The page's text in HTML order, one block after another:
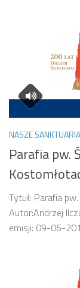
NASZE SANKTUARIA
Parafia pw.
Tytuł: Parafia
Autor:Andrzej
emisji: 09-06-